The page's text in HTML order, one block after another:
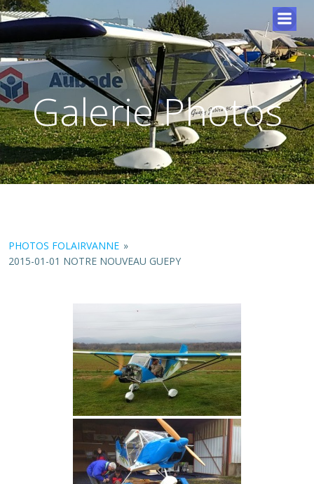
Galerie Photos
PHOTOS FOLAIRVANNE »
2015-01-01 NOTRE NOUVEAU GUEPY